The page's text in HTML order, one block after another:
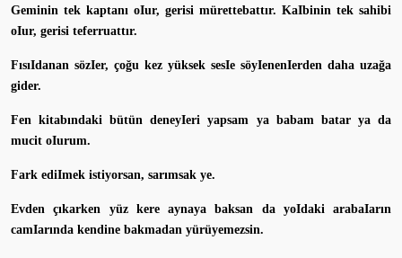
Geminin tek kaptanı oIur, gerisi mürettebattır. KaIbinin tek sahibi
oIur, gerisi teferruattır.
FısıIdanan sözIer, çoğu kez yüksek sesIe söyIenenIerden daha uzağa
gider.
Fen kitabındaki bütün deneyIeri yapsam ya babam batar ya da
mucit oIurum.
Fark ediImek istiyorsan, sarımsak ye.
Evden çıkarken yüz kere aynaya baksan da yoIdaki arabaIarın
camIarında kendine bakmadan yürüyemezsin.